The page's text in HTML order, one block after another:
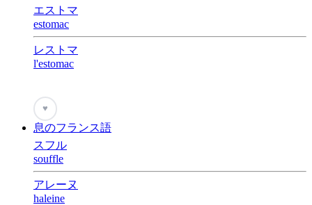
エストマ
estomac
レストマ
l'estomac
♥
息のフランス語
スフル
souffle
アレーヌ
haleine